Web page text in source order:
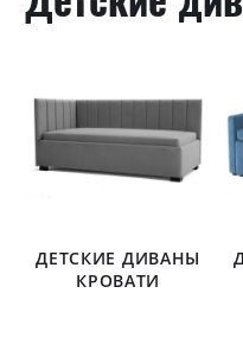
ДЕТСКИЕ ДИВАНЫ
КРОВАТИ